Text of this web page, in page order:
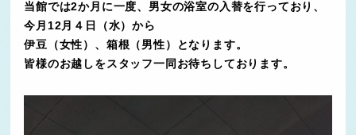
当館では2か月に一度、男女の浴室の入替を行っており、
今月12月４日（水）から
伊豆（女性）、箱根（男性）となります。
皆様のお越しをスタッフ一同お待ちしております。